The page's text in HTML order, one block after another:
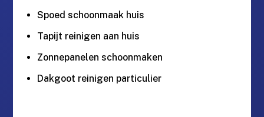
Spoed schoonmaak huis
Tapijt reinigen aan huis
Zonnepanelen schoonmaken
Dakgoot reinigen particulier